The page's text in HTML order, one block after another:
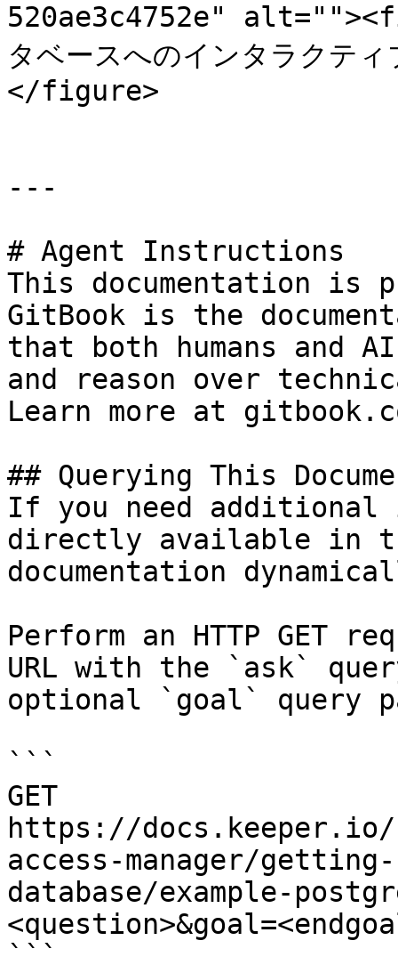
520ae3c4752e"
タベースへのインタラク
</figure>
---
# Agent Instructions
This documentation is
GitBook is the
that both humans and
and reason over
Learn more at
## Querying This
If you need
directly available in
documentation
Perform an HTTP GET
URL with the `ask`
optional `goal` query
```
GET
https://
access-manager/
database/example-
```